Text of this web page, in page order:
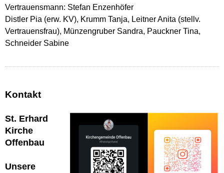
Vertrauensmann: Stefan Enzenhöfer
Distler Pia (erw. KV), Krumm Tanja, Leitner Anita (stellv.
Vertrauensfrau), Münzengruber Sandra, Pauckner Tina,
Schneider Sabine
Kontakt
St. Erhard
Kirche
Offenbau
Unsere